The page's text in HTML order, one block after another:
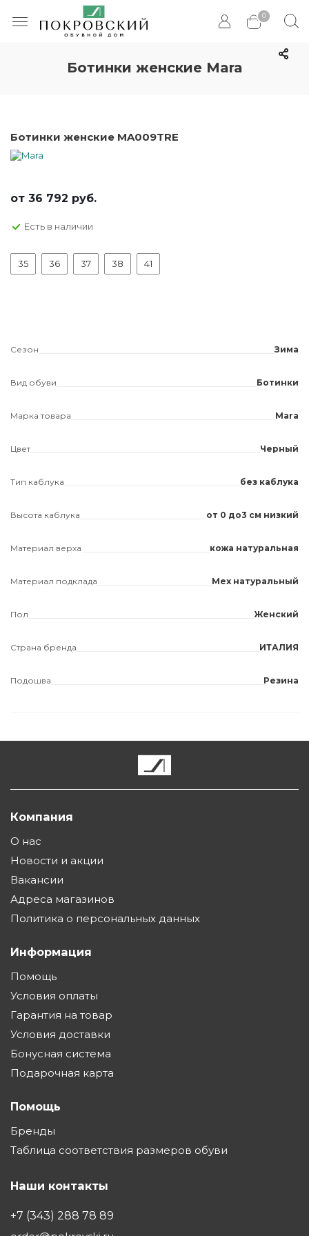
0
Ботинки женские Mara
Ботинки женские MA009TRE
от 36 792 руб.
Есть в наличии
35 36 37 38 41
Сезон Зима
Вид обуви Ботинки
Марка товара Mara
Цвет Черный
Тип каблука без каблука
Высота каблука от 0 до3 см низкий
Материал верха кожа натуральная
Материал подклада Мех натуральный
Пол Женский
Страна бренда ИТАЛИЯ
Подошва Резина
Компания
О нас
Новости и акции
Вакансии
Адреса магазинов
Политика о персональных данных
Информация
Помощь
Условия оплаты
Гарантия на товар
Условия доставки
Бонусная система
Подарочная карта
Помощь
Бренды
Таблица соответствия размеров обуви
Наши контакты
+7 (343) 288 78 89